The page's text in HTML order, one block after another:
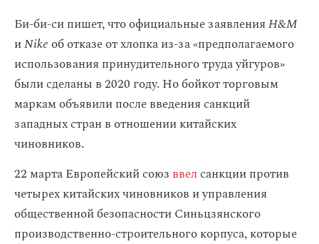
Би-би-си пишет, что официальные заявленияH&M
иNike об отказе от хлопка из-за «предполагаемого
использования принудительного труда уйгуров»
были сделаны в 2020 году. Но бойкот торговым
маркам объявили после введения санкций
западных стран в отношении китайских
чиновников.
22 марта Европейский союз ввелсанкции против
четырех китайских чиновников и управления
общественной безопасности Синьцзянского
производственно-строительного корпуса, которые